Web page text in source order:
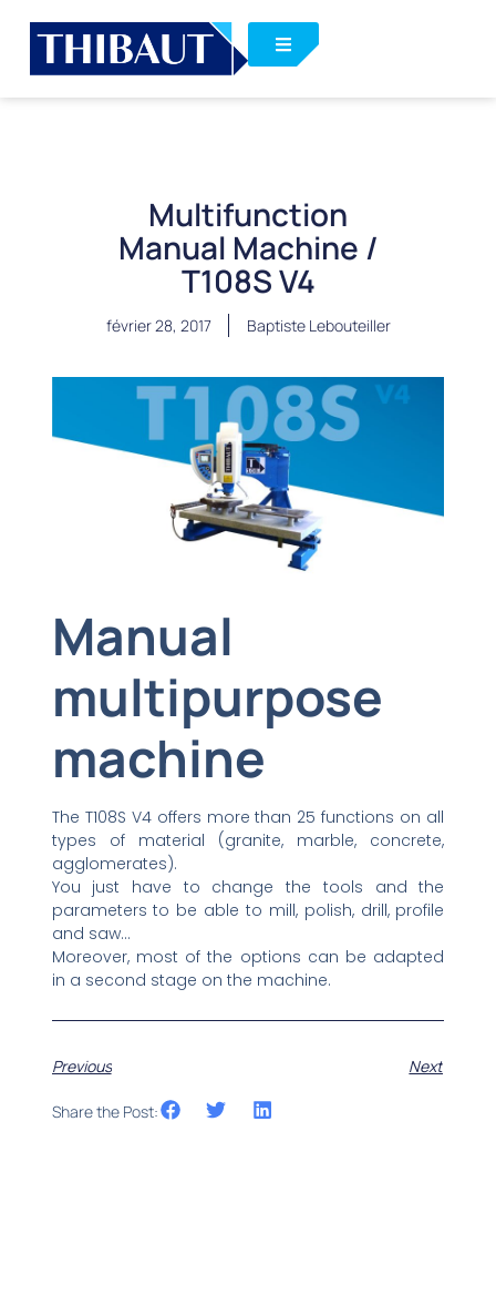
Multifunction
Manual Machine /
T108S V4
février 28, 2017 Baptiste Lebouteiller
Manual
multipurpose
machine
The T108S V4 offers more than 25 functions on all
types of material (granite, marble, concrete,
agglomerates).
You just have to change the tools and the
parameters to be able to mill, polish, drill, profile
and saw…
Moreover, most of the options can be adapted
in a second stage on the machine.
Previous Next
Share the Post: